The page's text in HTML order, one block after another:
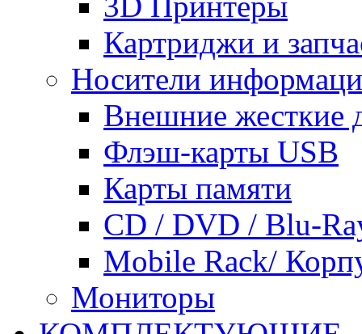
Картриджи и
Носители
Внешние жесткие
Флэш-карты USB
Карты памяти
CD / DVD / Blu-
Mobile Rack/
Мониторы